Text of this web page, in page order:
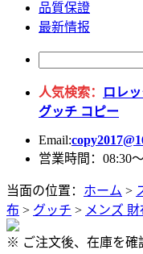
品質保證
最新情报
人気検索： ロレ
グッチ コピー
Email:
営業時間：08:30
当面の位置： ホーム >
布 > グッチ > メンズ 財
※ ご注文後、在庫を確